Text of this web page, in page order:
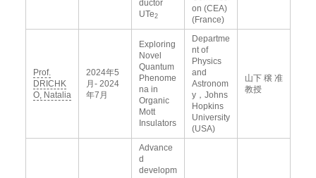
ductor
UTe2
on (CEA)
(France)
Prof.
DRICHK
O, Natalia
2024年5
月- 2024
年7月
Exploring
Novel
Quantum
Phenome
na in
Organic
Mott
Insulators
Departme
nt of
Physics
and
Astronom
y，Johns
Hopkins
University
(USA)
山下 穣 准
教授
Advance
d
developm